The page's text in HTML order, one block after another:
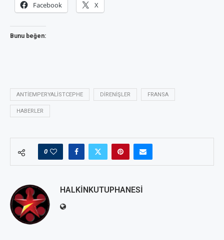
Facebook X
Bunu beğen:
ANTIEMPERYALISTCEPHE DIRENIŞLER FRANSA
HABERLER
0
HALKINKUTUPHANESI